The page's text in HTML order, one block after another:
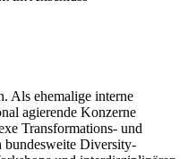
Als ehemalige interne
agierende Konzerne
Transformations- und
bundesweite Diversity-